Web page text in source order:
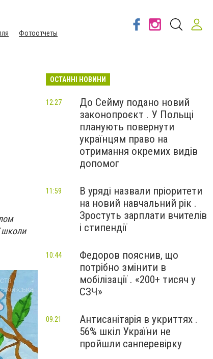
Фотоотчеты
школи
ОСТАННІ НОВИНИ
До Сейму подано новий
законопроєкт . У Польщі
планують повернути
українцям право на
отримання окремих видів
допомог
12:27
В уряді назвали пріоритети
на новий навчальний рік .
Зростуть зарплати вчителів
і стипендії
11:59
Федоров пояснив, що
потрібно змінити в
мобілізації . «200+ тисяч у
СЗЧ»
10:44
Антисанітарія в укриттях .
56% шкіл України не
пройшли санперевірку
09:21